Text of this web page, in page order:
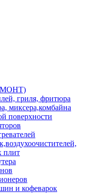
гриля, фритюра
миксера,комбайна
поверхности
плит
и кофеварок